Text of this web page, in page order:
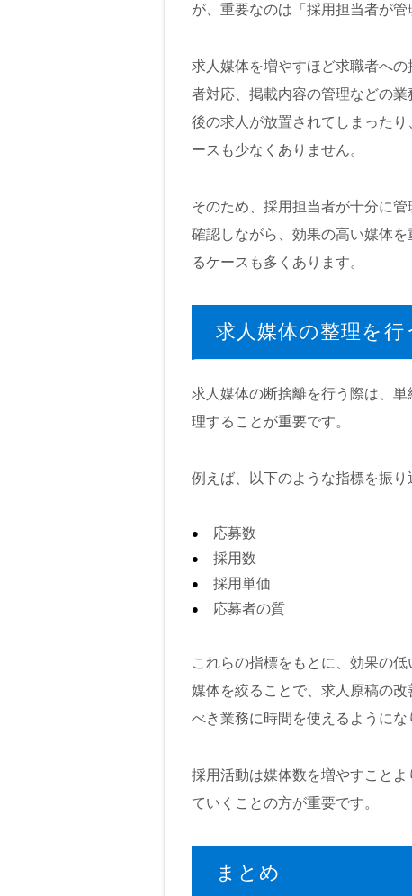
が、重要なのは「採用担当者が管
求人媒体を増やすほど求職者へ
者対応、掲載内容の管理などの
後の求人が放置されてしまった
ースも少なくありません。
そのため、採用担当者が十分に
確認しながら、効果の高い媒体
るケースも多くあります。
求人媒体の整理を行
求人媒体の断捨離を行う際は、
理することが重要です。
例えば、以下のような指標を振り
応募数
採用数
採用単価
応募者の質
これらの指標をもとに、効果の
媒体を絞ることで、求人原稿の
べき業務に時間を使えるようにな
採用活動は媒体数を増やすこと
ていくことの方が重要です。
まとめ